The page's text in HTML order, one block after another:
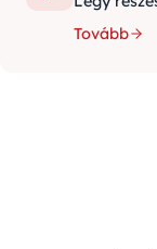
Tovább